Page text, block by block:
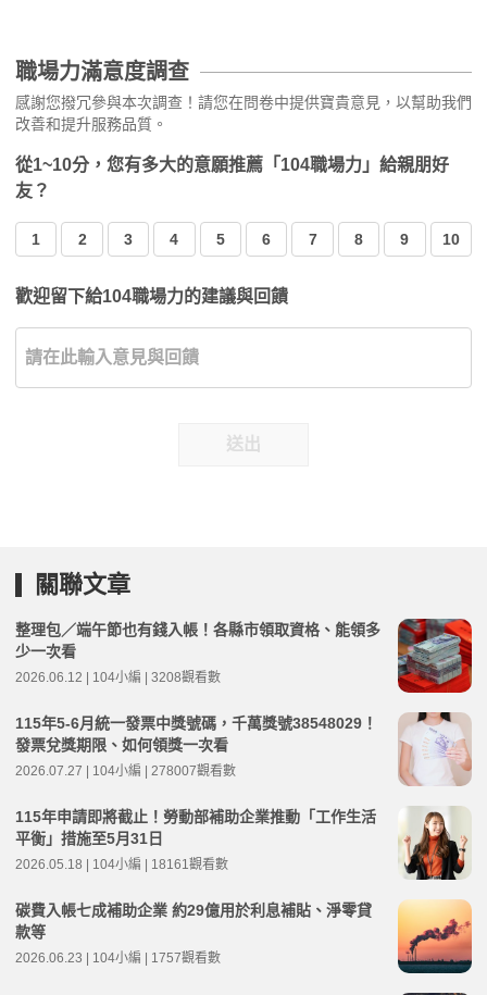
職場力滿意度調查
感謝您撥冗參與本次調查！請您在問卷中提供寶貴意見，以幫助我們
改善和提升服務品質。
從1~10分，您有多大的意願推薦「104職場力」給親朋好
友？
1 2 3 4 5 6 7 8 9 10
歡迎留下給104職場力的建議與回饋
送出
關聯文章
整理包／端午節也有錢入帳！各縣市領取資格、能領多
少一次看
2026.06.12 | 104小編 | 3208觀看數
115年5-6月統一發票中獎號碼，千萬獎號38548029！
發票兌獎期限、如何領獎一次看
2026.07.27 | 104小編 | 278007觀看數
115年申請即將截止！勞動部補助企業推動「工作生活
平衡」措施至5月31日
2026.05.18 | 104小編 | 18161觀看數
碳費入帳七成補助企業 約29億用於利息補貼、淨零貸
款等
2026.06.23 | 104小編 | 1757觀看數